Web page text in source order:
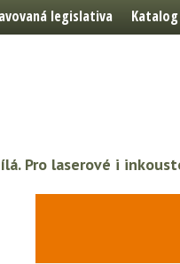
legislativa
Pro laserové i